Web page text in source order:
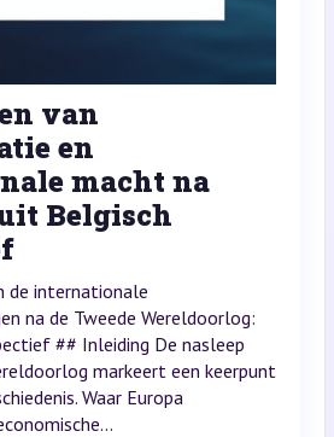
van
en
macht na
Belgisch
de internationale
na de Tweede Wereldoorlog:
## Inleiding De nasleep
markeert een keerpunt
Waar Europa